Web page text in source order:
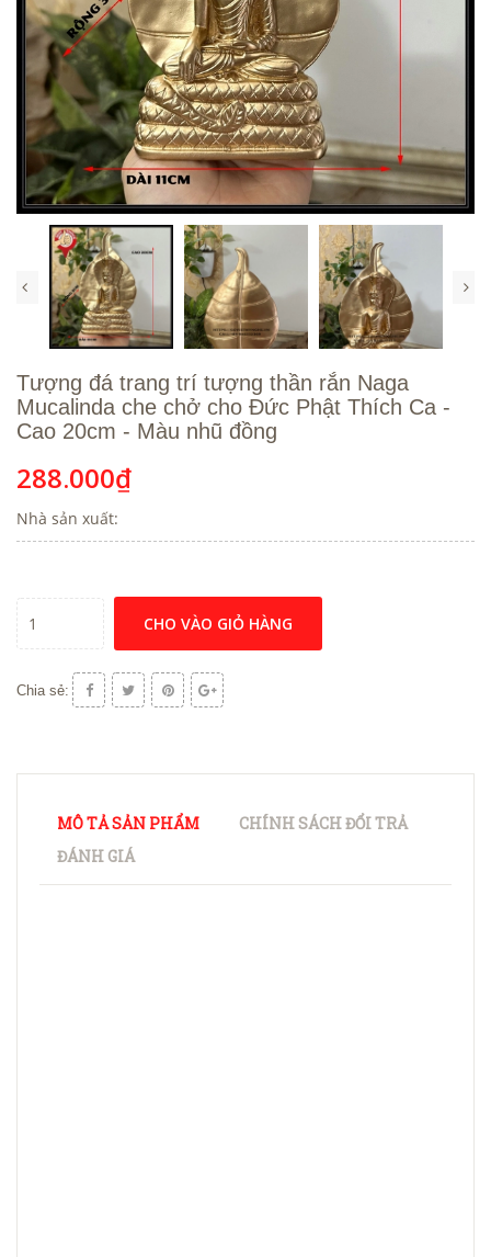
Tượng đá trang trí tượng thần rắn Naga
Mucalinda che chở cho Đức Phật Thích Ca -
Cao 20cm - Màu nhũ đồng
288.000₫
Nhà sản xuất:
CHO VÀO GIỎ HÀNG
Chia sẻ:
MÔ TẢ SẢN PHẨM
CHÍNH SÁCH ĐỔI TRẢ
ĐÁNH GIÁ